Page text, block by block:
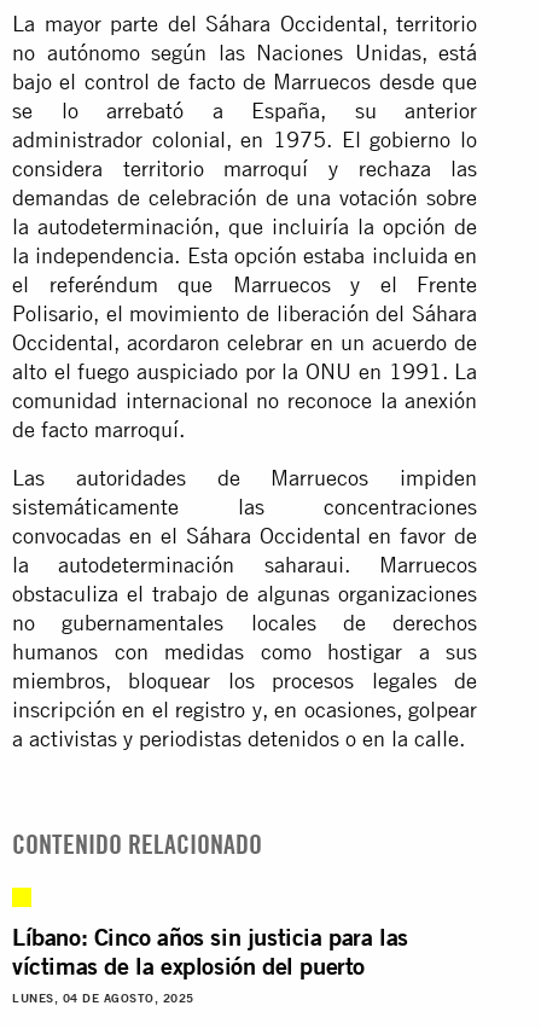
La mayor parte del Sáhara Occidental, territorio
no autónomo según las Naciones Unidas, está
bajo el control de facto de Marruecos desde que
se lo arrebató a España, su anterior
administrador colonial, en 1975. El gobierno lo
considera territorio marroquí y rechaza las
demandas de celebración de una votación sobre
la autodeterminación, que incluiría la opción de
la independencia. Esta opción estaba incluida en
el referéndum que Marruecos y el Frente
Polisario, el movimiento de liberación del Sáhara
Occidental, acordaron celebrar en un acuerdo de
alto el fuego auspiciado por la ONU en 1991. La
comunidad internacional no reconoce la anexión
de facto marroquí.
Las autoridades de Marruecos impiden
sistemáticamente las concentraciones
convocadas en el Sáhara Occidental en favor de
la autodeterminación saharaui. Marruecos
obstaculiza el trabajo de algunas organizaciones
no gubernamentales locales de derechos
humanos con medidas como hostigar a sus
miembros, bloquear los procesos legales de
inscripción en el registro y, en ocasiones, golpear
a activistas y periodistas detenidos o en la calle.
CONTENIDO RELACIONADO
Líbano: Cinco años sin justicia para las
víctimas de la explosión del puerto
LUNES, 04 DE AGOSTO, 2025